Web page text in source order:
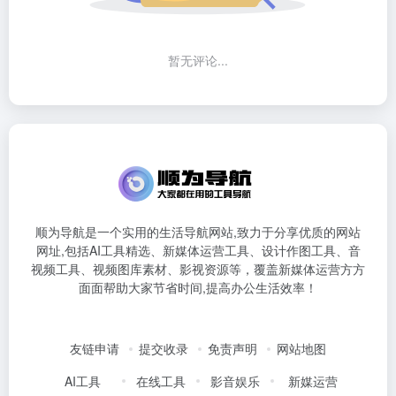
暂无评论...
顺为导航是一个实用的生活导航网站,致力于分享优质的网站
网址,包括AI工具精选、新媒体运营工具、设计作图工具、音
视频工具、视频图库素材、影视资源等，覆盖新媒体运营方方
面面帮助大家节省时间,提高办公生活效率！
友链申请 提交收录 免责声明
网站地图
AI工具
在线工具 影音娱乐 新媒运营